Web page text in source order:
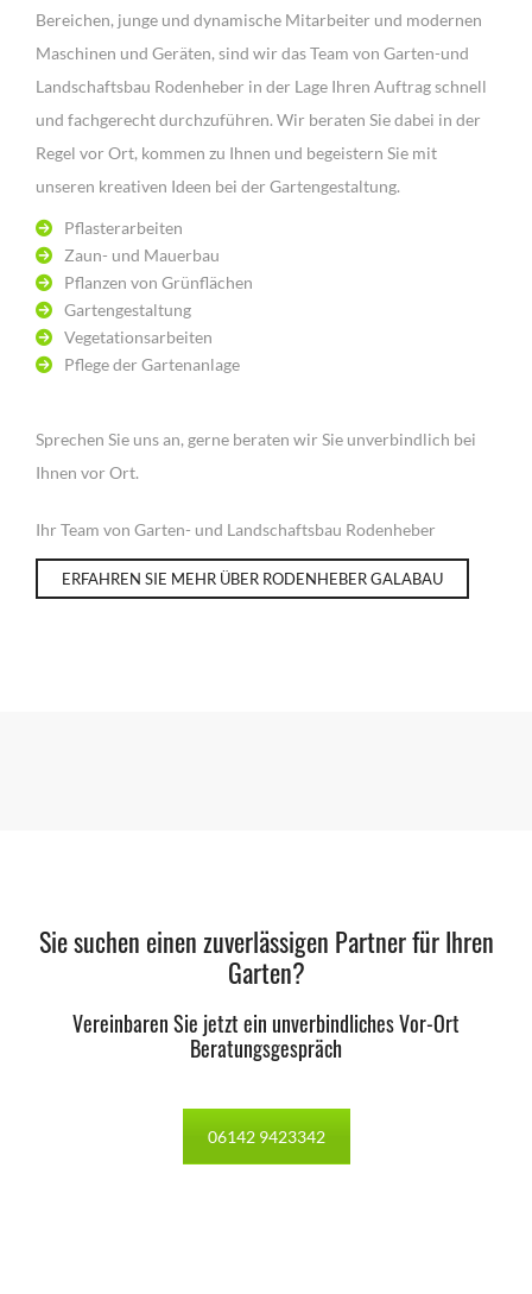
Bereichen, junge und dynamische Mitarbeiter und modernen
Maschinen und Geräten, sind wir das Team von Garten-und
Landschaftsbau Rodenheber in der Lage Ihren Auftrag schnell
und fachgerecht durchzuführen. Wir beraten Sie dabei in der
Regel vor Ort, kommen zu Ihnen und begeistern Sie mit
unseren kreativen Ideen bei der Gartengestaltung.
Pflasterarbeiten
Zaun- und Mauerbau
Pflanzen von Grünflächen
Gartengestaltung
Vegetationsarbeiten
Pflege der Gartenanlage
Sprechen Sie uns an, gerne beraten wir Sie unverbindlich bei
Ihnen vor Ort.
Ihr Team von Garten- und Landschaftsbau Rodenheber
ERFAHREN SIE MEHR ÜBER RODENHEBER GALABAU
Sie suchen einen zuverlässigen Partner für Ihren
Garten?
Vereinbaren Sie jetzt ein unverbindliches Vor-Ort
Beratungsgespräch
06142 9423342